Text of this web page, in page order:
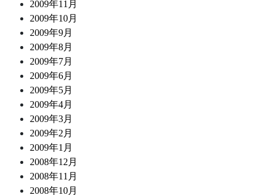
2009年11月
2009年10月
2009年9月
2009年8月
2009年7月
2009年6月
2009年5月
2009年4月
2009年3月
2009年2月
2009年1月
2008年12月
2008年11月
2008年10月